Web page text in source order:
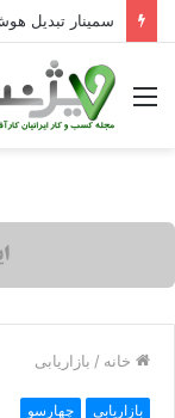
منو
خانه / بازاریابی
بازاریابی چهارسو